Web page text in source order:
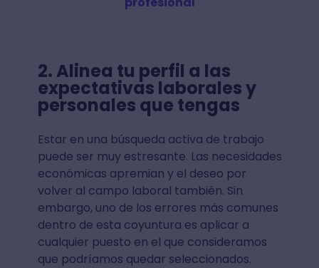
2. Alinea tu perfil a las
expectativas laborales y
personales que tengas
Estar en una búsqueda activa de trabajo
puede ser muy estresante. Las necesidades
económicas apremian y el deseo por
volver al campo laboral también. Sin
embargo, uno de los errores más comunes
dentro de esta coyuntura es aplicar a
cualquier puesto en el que consideramos
que podríamos quedar seleccionados.